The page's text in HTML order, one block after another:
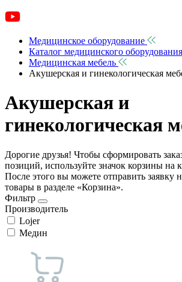
Медицинское оборудование
Каталог медицинского оборудования
Медицинская мебель
Акушерская и гинекологическая
Акушерская и
гинекологическая
Дорогие друзья! Чтобы сформировать
позиций, используйте значок корзины на
После этого вы можете отправить заявку
товары в разделе «Корзина».
Фильтр
Производитель
Lojer
Медин